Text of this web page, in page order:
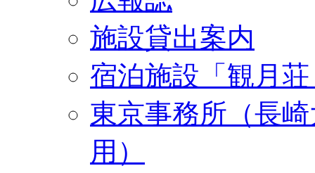
施設貸出案内
宿泊施設「観月
東京事務所（長
用）